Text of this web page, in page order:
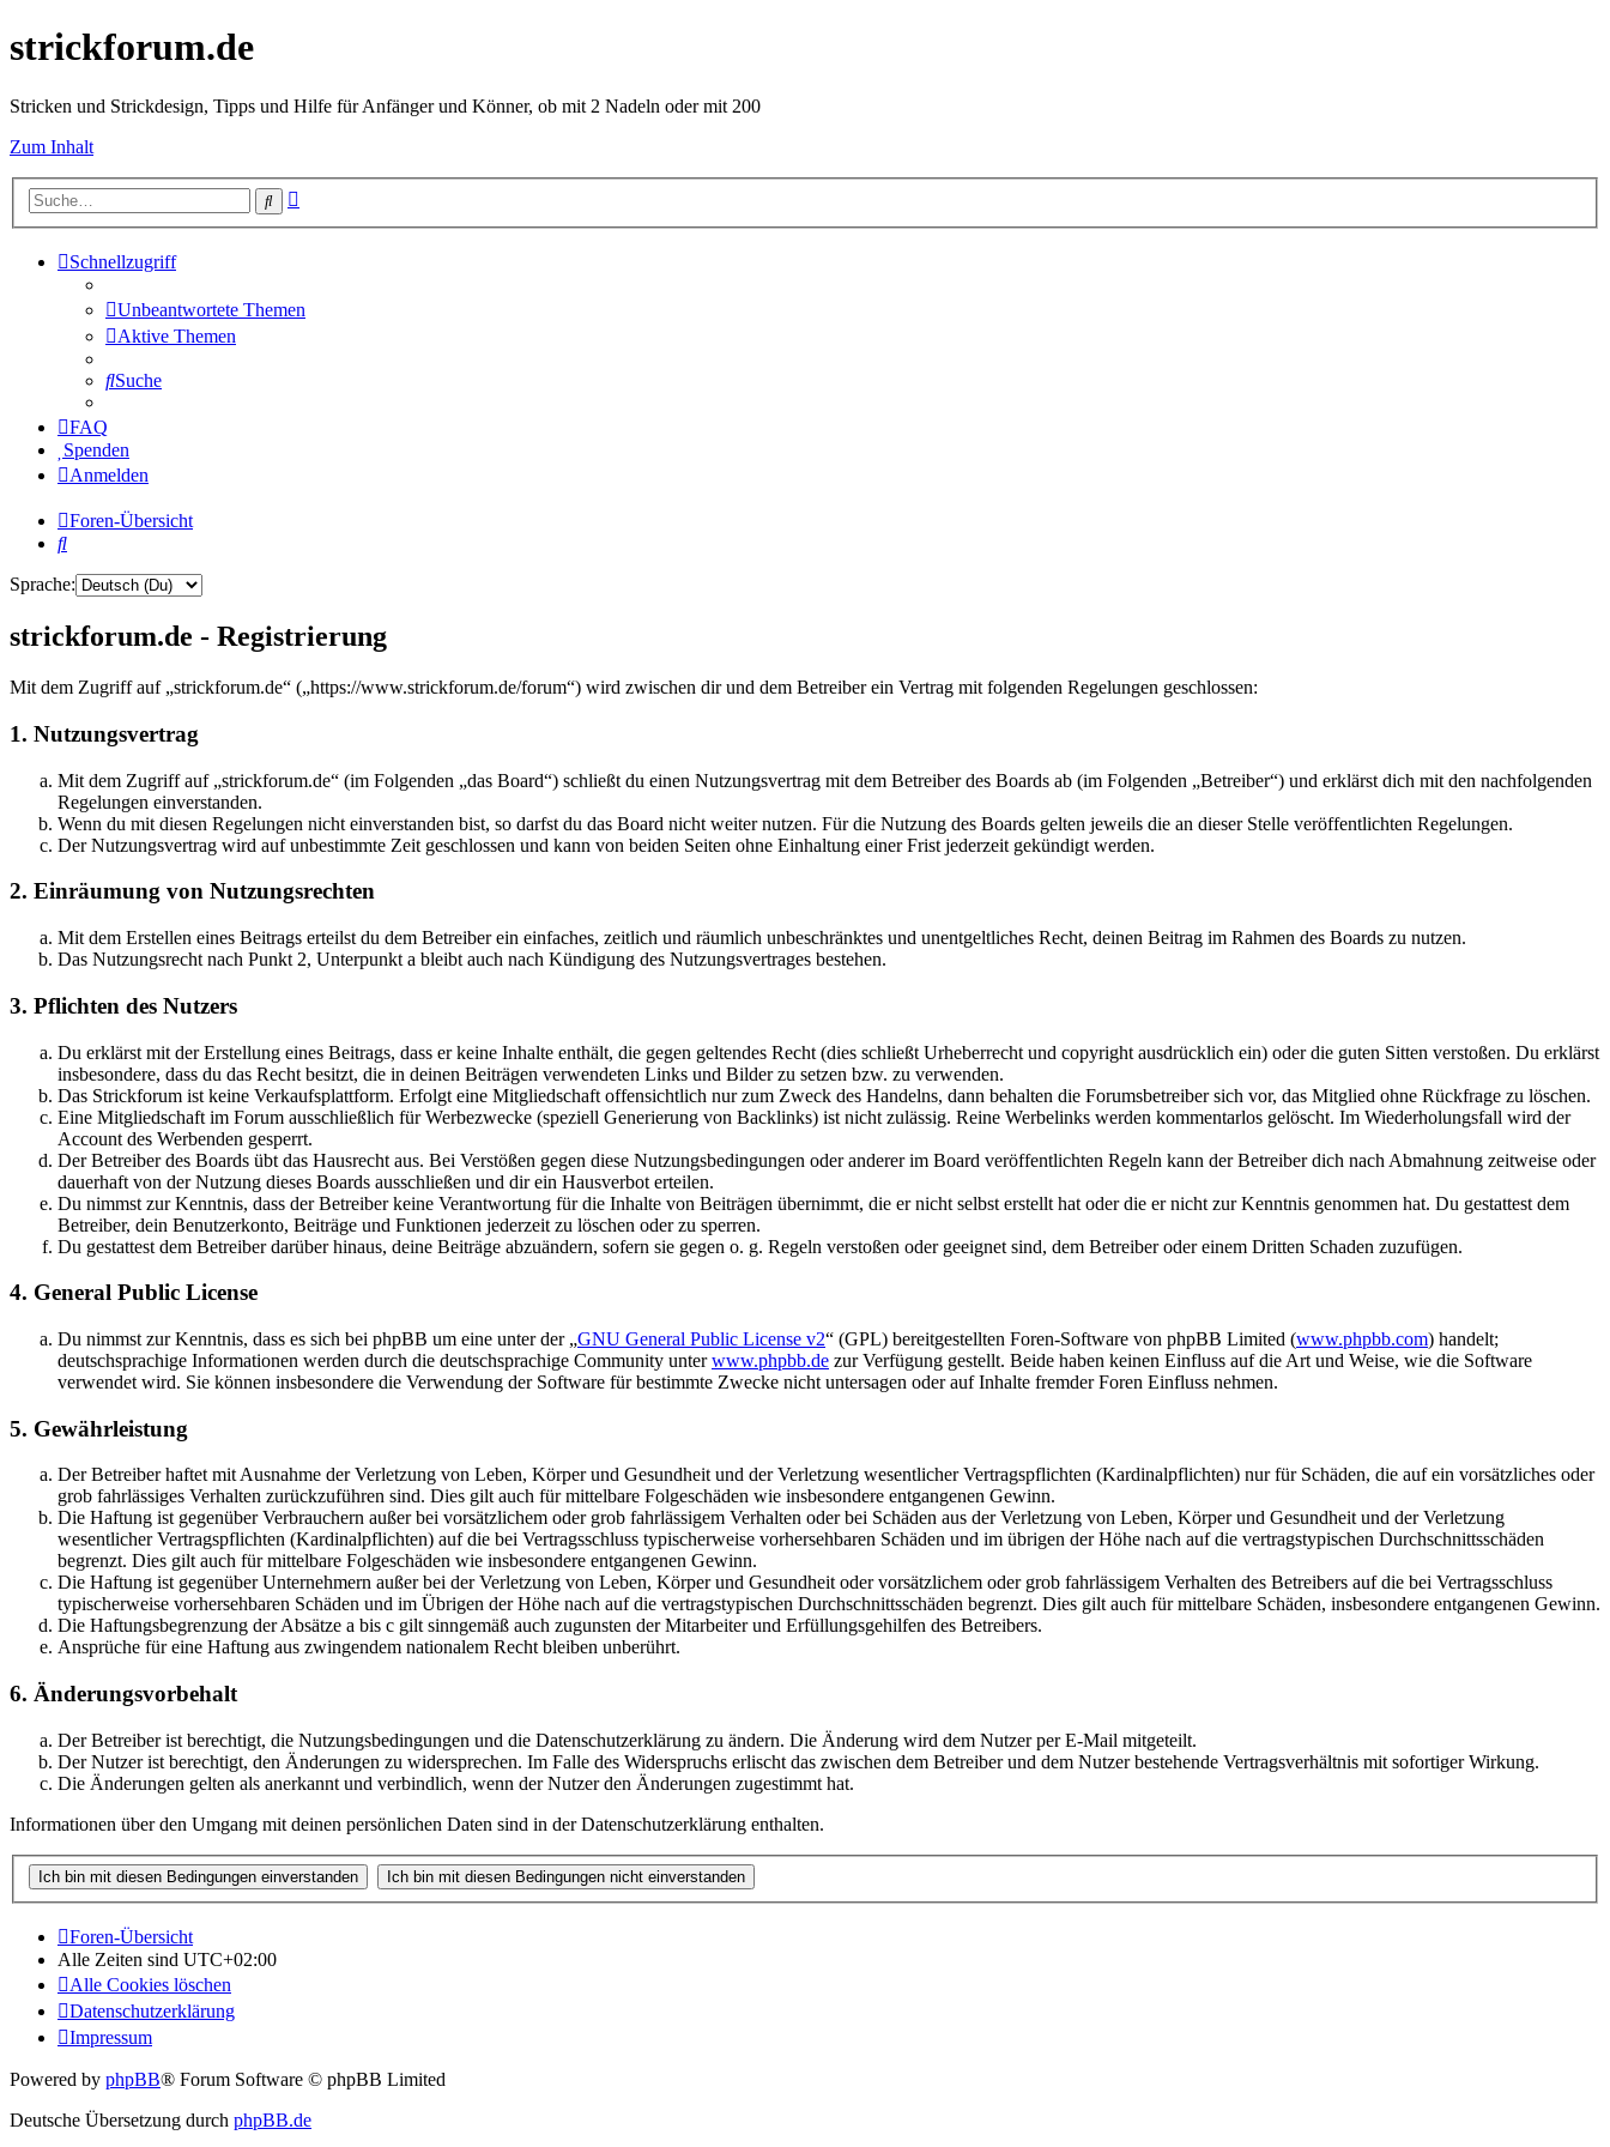
strickforum.de
Stricken und Strickdesign, Tipps und Hilfe für Anfänger und Könner, ob mit 2 Nadeln oder mit 200
Zum Inhalt
Suche
Schnellzugriff
Unbeantwortete Themen
Aktive Themen
Suche
FAQ
Spenden
Anmelden
Foren-Übersicht
Suche
Sprache:
strickforum.de - Registrierung
Mit dem Zugriff auf „strickforum.de“ („https://www.strickforum.de/forum“) wird zwischen dir und dem Betreiber ein Vertrag mit folgenden Regelungen geschlossen:
1. Nutzungsvertrag
Mit dem Zugriff auf „strickforum.de“ (im Folgenden „das Board“) schließt du einen Nutzungsvertrag mit dem Betreiber des Boards ab (im Folgenden „Betreiber“) und erklärst dich mit den nachfolgenden
Regelungen einverstanden.
Wenn du mit diesen Regelungen nicht einverstanden bist, so darfst du das Board nicht weiter nutzen. Für die Nutzung des Boards gelten jeweils die an dieser Stelle veröffentlichten Regelungen.
Der Nutzungsvertrag wird auf unbestimmte Zeit geschlossen und kann von beiden Seiten ohne Einhaltung einer Frist jederzeit gekündigt werden.
2. Einräumung von Nutzungsrechten
Mit dem Erstellen eines Beitrags erteilst du dem Betreiber ein einfaches, zeitlich und räumlich unbeschränktes und unentgeltliches Recht, deinen Beitrag im Rahmen des Boards zu nutzen.
Das Nutzungsrecht nach Punkt 2, Unterpunkt a bleibt auch nach Kündigung des Nutzungsvertrages bestehen.
3. Pflichten des Nutzers
Du erklärst mit der Erstellung eines Beitrags, dass er keine Inhalte enthält, die gegen geltendes Recht (dies schließt Urheberrecht und copyright ausdrücklich ein) oder die guten Sitten verstoßen. Du erklärst
insbesondere, dass du das Recht besitzt, die in deinen Beiträgen verwendeten Links und Bilder zu setzen bzw. zu verwenden.
Das Strickforum ist keine Verkaufsplattform. Erfolgt eine Mitgliedschaft offensichtlich nur zum Zweck des Handelns, dann behalten die Forumsbetreiber sich vor, das Mitglied ohne Rückfrage zu löschen.
Eine Mitgliedschaft im Forum ausschließlich für Werbezwecke (speziell Generierung von Backlinks) ist nicht zulässig. Reine Werbelinks werden kommentarlos gelöscht. Im Wiederholungsfall wird der
Account des Werbenden gesperrt.
Der Betreiber des Boards übt das Hausrecht aus. Bei Verstößen gegen diese Nutzungsbedingungen oder anderer im Board veröffentlichten Regeln kann der Betreiber dich nach Abmahnung zeitweise oder
dauerhaft von der Nutzung dieses Boards ausschließen und dir ein Hausverbot erteilen.
Du nimmst zur Kenntnis, dass der Betreiber keine Verantwortung für die Inhalte von Beiträgen übernimmt, die er nicht selbst erstellt hat oder die er nicht zur Kenntnis genommen hat. Du gestattest dem
Betreiber, dein Benutzerkonto, Beiträge und Funktionen jederzeit zu löschen oder zu sperren.
Du gestattest dem Betreiber darüber hinaus, deine Beiträge abzuändern, sofern sie gegen o. g. Regeln verstoßen oder geeignet sind, dem Betreiber oder einem Dritten Schaden zuzufügen.
4. General Public License
Du nimmst zur Kenntnis, dass es sich bei phpBB um eine unter der „GNU General Public License v2“ (GPL) bereitgestellten Foren-Software von phpBB Limited (www.phpbb.com) handelt;
deutschsprachige Informationen werden durch die deutschsprachige Community unterwww.phpbb.de zur Verfügung gestellt. Beide haben keinen Einfluss auf die Art und Weise, wie die Software
verwendet wird. Sie können insbesondere die Verwendung der Software für bestimmte Zwecke nicht untersagen oder auf Inhalte fremder Foren Einfluss nehmen.
5. Gewährleistung
Der Betreiber haftet mit Ausnahme der Verletzung von Leben, Körper und Gesundheit und der Verletzung wesentlicher Vertragspflichten (Kardinalpflichten) nur für Schäden, die auf ein vorsätzliches oder
grob fahrlässiges Verhalten zurückzuführen sind. Dies gilt auch für mittelbare Folgeschäden wie insbesondere entgangenen Gewinn.
Die Haftung ist gegenüber Verbrauchern außer bei vorsätzlichem oder grob fahrlässigem Verhalten oder bei Schäden aus der Verletzung von Leben, Körper und Gesundheit und der Verletzung
wesentlicher Vertragspflichten (Kardinalpflichten) auf die bei Vertragsschluss typischerweise vorhersehbaren Schäden und im übrigen der Höhe nach auf die vertragstypischen Durchschnittsschäden
begrenzt. Dies gilt auch für mittelbare Folgeschäden wie insbesondere entgangenen Gewinn.
Die Haftung ist gegenüber Unternehmern außer bei der Verletzung von Leben, Körper und Gesundheit oder vorsätzlichem oder grob fahrlässigem Verhalten des Betreibers auf die bei Vertragsschluss
typischerweise vorhersehbaren Schäden und im Übrigen der Höhe nach auf die vertragstypischen Durchschnittsschäden begrenzt. Dies gilt auch für mittelbare Schäden, insbesondere entgangenen Gewinn.
Die Haftungsbegrenzung der Absätze a bis c gilt sinngemäß auch zugunsten der Mitarbeiter und Erfüllungsgehilfen des Betreibers.
Ansprüche für eine Haftung aus zwingendem nationalem Recht bleiben unberührt.
6. Änderungsvorbehalt
Der Betreiber ist berechtigt, die Nutzungsbedingungen und die Datenschutzerklärung zu ändern. Die Änderung wird dem Nutzer per E-Mail mitgeteilt.
Der Nutzer ist berechtigt, den Änderungen zu widersprechen. Im Falle des Widerspruchs erlischt das zwischen dem Betreiber und dem Nutzer bestehende Vertragsverhältnis mit sofortiger Wirkung.
Die Änderungen gelten als anerkannt und verbindlich, wenn der Nutzer den Änderungen zugestimmt hat.
Informationen über den Umgang mit deinen persönlichen Daten sind in der Datenschutzerklärung enthalten.
Foren-Übersicht
Alle Zeiten sind UTC+02:00
Alle Cookies löschen
Datenschutzerklärung
Impressum
Powered by phpBB® Forum Software © phpBB Limited
Deutsche Übersetzung durch phpBB.de